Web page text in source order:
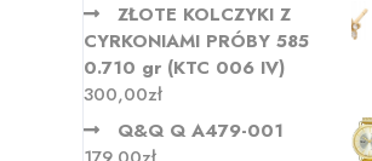
ZŁOTE KOLCZYKI Z
CYRKONIAMI PRÓBY 585
0.710 gr (KTC 006 IV)
300,00zł
Q&Q Q A479-001